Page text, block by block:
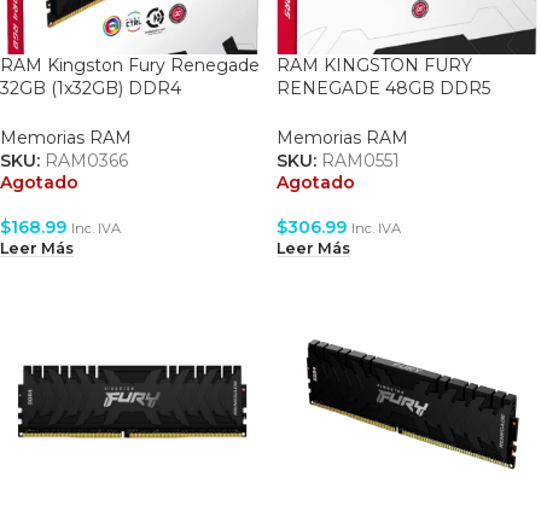
RAM Kingston Fury Renegade
32GB (1x32GB) DDR4
(KF436C18RB/32)
Memorias RAM
SKU: RAM0366
Agotado
$168.99 Inc. IVA
Leer Más
RAM KINGSTON FURY
RENEGADE 48GB DDR5
(KF560C32RS-48)
Memorias RAM
SKU: RAM0551
Agotado
$306.99 Inc. IVA
Leer Más